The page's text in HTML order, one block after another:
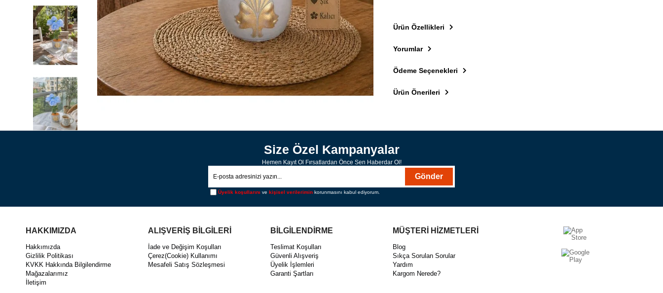
Ürün Özellikleri
Yorumlar
Ödeme Seçenekleri
Ürün Önerileri
Size Özel Kampanyalar
Hemen Kayıt Ol Fırsatlardan Önce Sen Haberdar Ol!
Gönder
Üyelik koşullarını ve kişisel verilerimin korunmasını kabul ediyorum.
HAKKIMIZDA
Hakkımızda
Gizlilik Politikası
KVKK Hakkında Bilgilendirme
Mağazalarımız
İletişim
ALIŞVERİŞ BİLGİLERİ
İade ve Değişim Koşulları
Çerez(Cookie) Kullanımı
Mesafeli Satış Sözleşmesi
BİLGİLENDİRME
Teslimat Koşulları
Güvenli Alışveriş
Üyelik İşlemleri
Garanti Şartları
MÜŞTERİ HİZMETLERİ
Blog
Sıkça Sorulan Sorular
Yardım
Kargom Nerede?